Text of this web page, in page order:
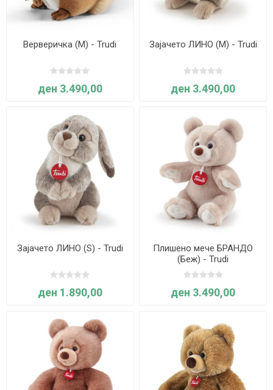
Верверичка (М) - Trudi
ден 3.490,00
Зајачето ЛИНО (M) - Trudi
ден 3.490,00
Зајачето ЛИНО (S) - Trudi
ден 1.890,00
Плишено мече БРАНДО
(Беж) - Trudi
ден 3.490,00